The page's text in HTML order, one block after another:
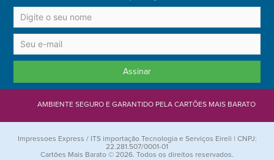
Assinar
AMBIENTE SEGURO E GARANTIDO PELA CARTÕES MAIS BARATO
Impressoes Express / ITS importação Tecnologia e Serviços Eireli | CNPJ:
22.281.507/0001-01
Cartões Mais Barato © 2026. Todos os direitos reservados.